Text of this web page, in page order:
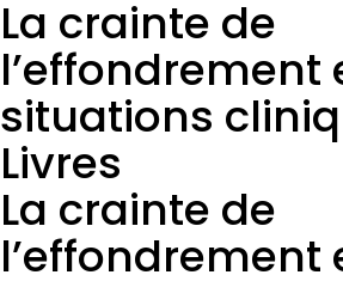
La crainte de
l’effondrement
situations
Livres
La crainte de
l’effondrement